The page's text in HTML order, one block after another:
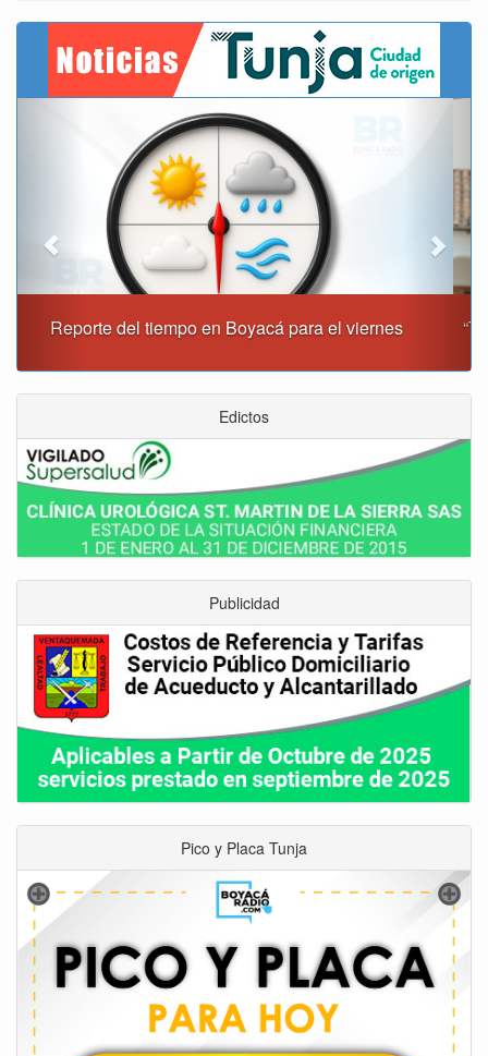
“Tunja nos ha dado demasiado y no podemos fallarle en
Edictos
Publicidad
Pico y Placa Tunja